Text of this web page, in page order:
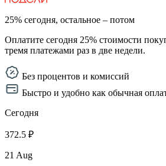
25% сегодня, остальное – потом
Оплатите сегодня 25% стоимости
тремя платежами раз в две недели.
Без процентов и комиссий
Быстро и удобно как обычная
Сегодня
372.5 ₽
21 Aug